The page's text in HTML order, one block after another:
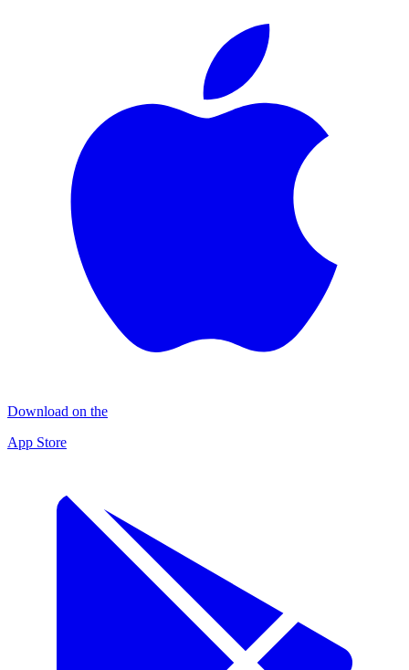
Download on the
App Store